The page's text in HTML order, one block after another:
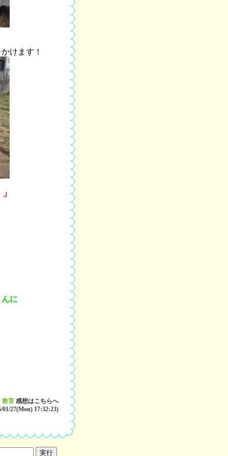
けます！
に
教育 感想はこちらへ
01/27(Mon) 17:32:23)